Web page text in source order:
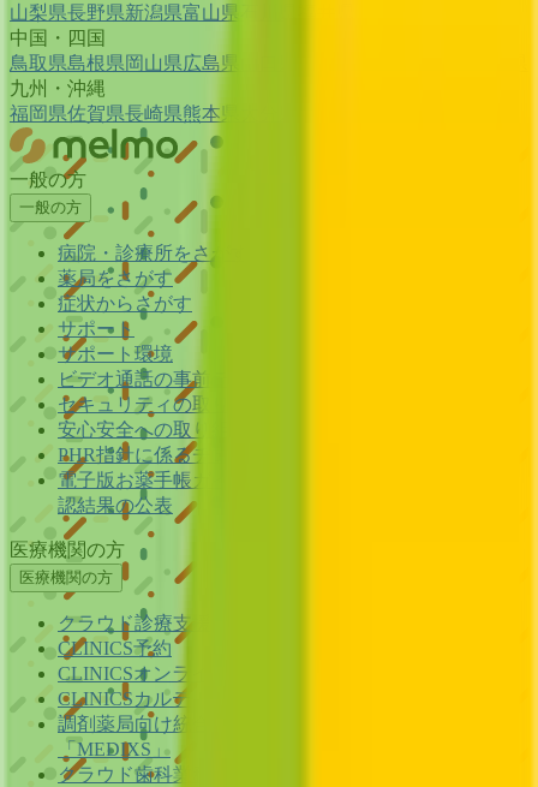
山梨県長野県新潟県富山県
中国・四国
鳥取県島根県岡山県広島県
九州・沖縄
福岡県佐賀県長崎県熊本県
一般の方
一般の方
病院・診療所をさがす
薬局をさがす
症状からさがす
サポート
サポート環境
ビデオ通話の事前テスト
セキュリティの取り組み
安心安全への取り組み
PHR指針に係るチェックシート確認結果の公表
電子版お薬手帳ガイドラインに係るチェックシート確
認結果の公表
医療機関の方
医療機関の方
クラウド診療支援システム
CLINICS予約
CLINICSオンライン診療
CLINICSカルテ
調剤薬局向け統合型クラウドソリューション
「MEDIXS」
クラウド歯科業務